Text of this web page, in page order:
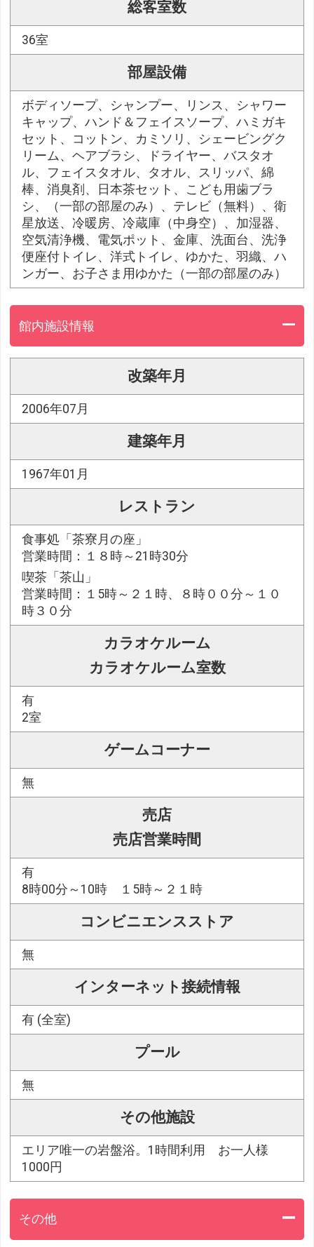
総客室数
36室
部屋設備
ボディソープ、シャンプー、リンス、シャワー
キャップ、ハンド＆フェイスソープ、ハミガキ
セット、コットン、カミソリ、シェービングク
リーム、ヘアブラシ、ドライヤー、バスタオ
ル、フェイスタオル、タオル、スリッパ、綿
棒、消臭剤、日本茶セット、こども用歯ブラ
シ、（一部の部屋のみ）、テレビ（無料）、衛
星放送、冷暖房、冷蔵庫（中身空）、加湿器、
空気清浄機、電気ポット、金庫、洗面台、洗浄
便座付トイレ、洋式トイレ、ゆかた、羽織、ハ
ンガー、お子さま用ゆかた（一部の部屋のみ）
館内施設情報
改築年月
2006年07月
建築年月
1967年01月
レストラン
食事処「茶寮月の座」
営業時間：１８時～21時30分
喫茶「茶山」
営業時間：１5時～２１時、８時００分～１０
時３０分
カラオケルーム
カラオケルーム室数
有
2室
ゲームコーナー
無
売店
売店営業時間
有
8時00分～10時 １5時～２１時
コンビニエンスストア
無
インターネット接続情報
有 (全室)
プール
無
その他施設
エリア唯一の岩盤浴。1時間利用 お一人様
1000円
その他